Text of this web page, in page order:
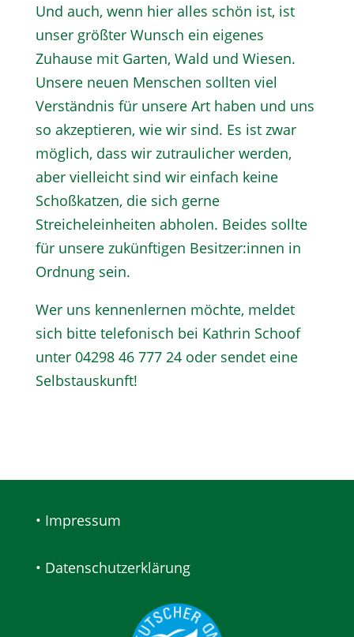
Und auch, wenn hier alles schön ist, ist
unser größter Wunsch ein eigenes
Zuhause mit Garten, Wald und Wiesen.
Unsere neuen Menschen sollten viel
Verständnis für unsere Art haben und uns
so akzeptieren, wie wir sind. Es ist zwar
möglich, dass wir zutraulicher werden,
aber vielleicht sind wir einfach keine
Schoßkatzen, die sich gerne
Streicheleinheiten abholen. Beides sollte
für unsere zukünftigen Besitzer:innen in
Ordnung sein.
Wer uns kennenlernen möchte, meldet
sich bitte telefonisch bei Kathrin Schoof
unter 04298 46 777 24 oder sendet eine
Selbstauskunft!
• Impressum
• Datenschutzerklärung